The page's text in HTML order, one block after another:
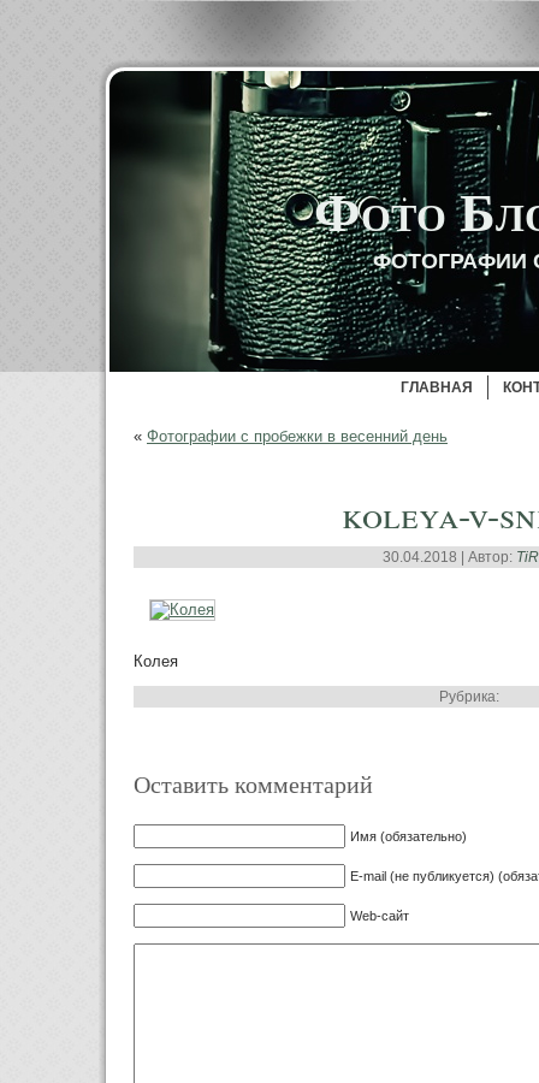
Фото
ФОТОГРАФИИ
ГЛАВНАЯ
« Фотографии с пробежки в весенний день
koleya-v-
30.04.2018 | Автор:
Колея
Рубрика:
Оставить комментарий
Имя (обязательно)
E-mail (не публикуется)
Web-сайт